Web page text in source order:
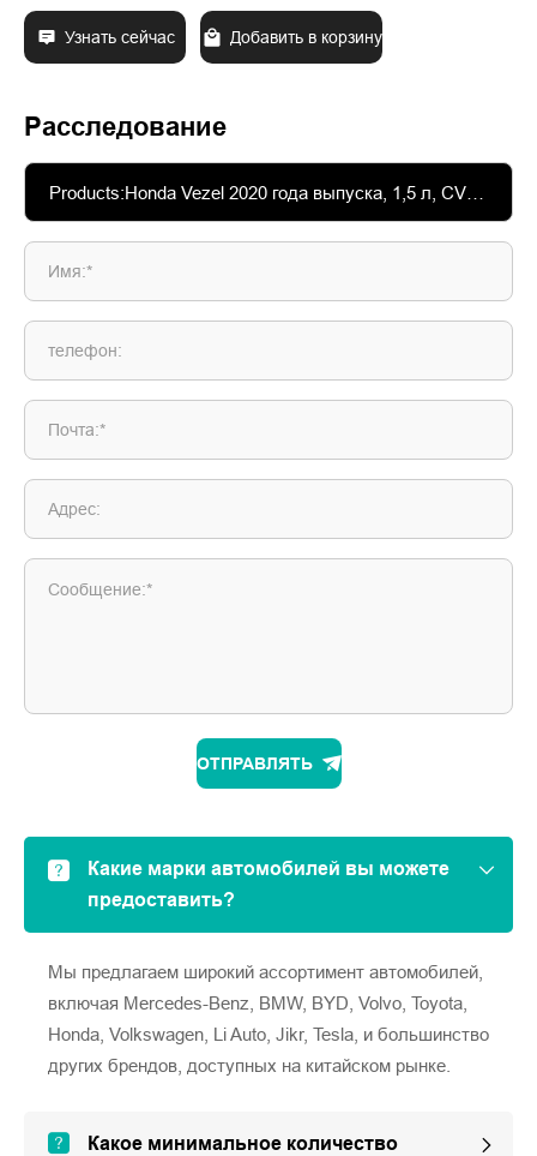
Узнать сейчас Добавить в корзину
Расследование
Имя:*
телефон:
Почта:*
Адрес:
Сообщение:*
ОТПРАВЛЯТЬ
Какие марки автомобилей вы можете
предоставить?
Мы предлагаем широкий ассортимент автомобилей,
включая Mercedes-Benz, BMW, BYD, Volvo, Toyota,
Honda, Volkswagen, Li Auto, Jikr, Tesla, и большинство
других брендов, доступных на китайском рынке.
Какое минимальное количество